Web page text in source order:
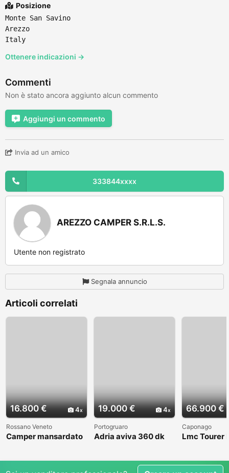
Posizione
Monte San Savino
Arezzo
Italy
Ottenere indicazioni →
Commenti
Non è stato ancora aggiunto alcun commento
Aggiungi un commento
Invia ad un amico
333844xxxx
AREZZO CAMPER S.R.L.S.
Utente non registrato
Segnala annuncio
Articoli correlati
16.800 € 4
Rossano Veneto
Camper mansardato
19.000 € 4
Portogruaro
Adria aviva 360 dk
66.900 €
Caponago
Lmc Tourer